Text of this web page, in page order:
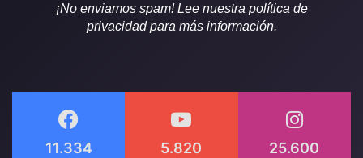
¡No enviamos spam! Lee nuestra política de
privacidad para más información.
11.334 5.820 25.600